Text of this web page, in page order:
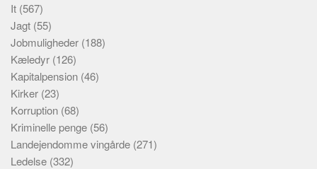
It (567)
Jagt (55)
Jobmuligheder (188)
Kæledyr (126)
Kapitalpension (46)
Kirker (23)
Korruption (68)
Kriminelle penge (56)
Landejendomme vingårde (271)
Ledelse (332)